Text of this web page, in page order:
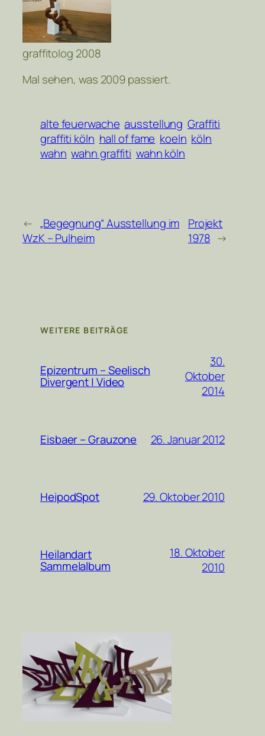
graffitolog 2008
Mal sehen, was 2009 passiert.
alte feuerwache ausstellung Graffiti
graffiti köln hall of fame koeln köln
wahn wahn graffiti wahn köln
← „Begegnung“ Ausstellung im
WzK – Pulheim
Projekt
1978 →
WEITERE BEITRÄGE
Epizentrum – Seelisch
Divergent | Video
30.
Oktober
2014
Eisbaer – Grauzone 26. Januar 2012
HeipodSpot 29. Oktober 2010
Heilandart
Sammelalbum
18. Oktober
2010